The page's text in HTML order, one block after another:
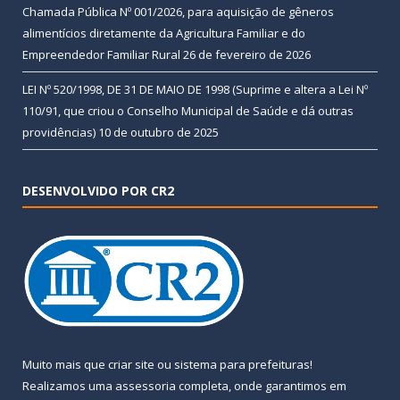
Chamada Pública Nº 001/2026, para aquisição de gêneros
alimentícios diretamente da Agricultura Familiar e do
Empreendedor Familiar Rural 26 de fevereiro de 2026
LEI Nº 520/1998, DE 31 DE MAIO DE 1998 (Suprime e altera a Lei Nº
110/91, que criou o Conselho Municipal de Saúde e dá outras
providências) 10 de outubro de 2025
DESENVOLVIDO POR CR2
Muito mais que criar site ou sistema para prefeituras!
Realizamos uma assessoria completa, onde garantimos em